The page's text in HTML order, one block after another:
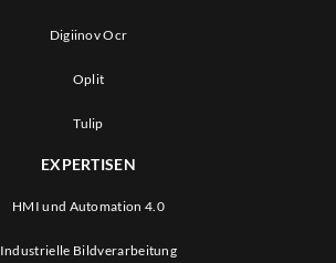
Digiinov Ocr
Oplit
Tulip
EXPERTISEN
HMI und Automation 4.0
Industrielle Bildverarbeitung